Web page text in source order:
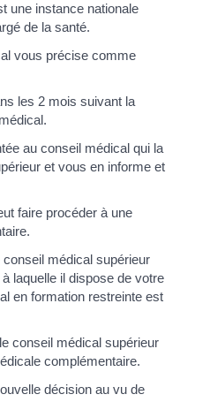
une instance nationale
de la santé.
vous précise comme
les 2 mois suivant la
au conseil médical qui la
et vous en informe et
faire procéder à une
médical supérieur
laquelle il dispose de votre
en formation restreinte est
conseil médical supérieur
complémentaire.
décision au vu de